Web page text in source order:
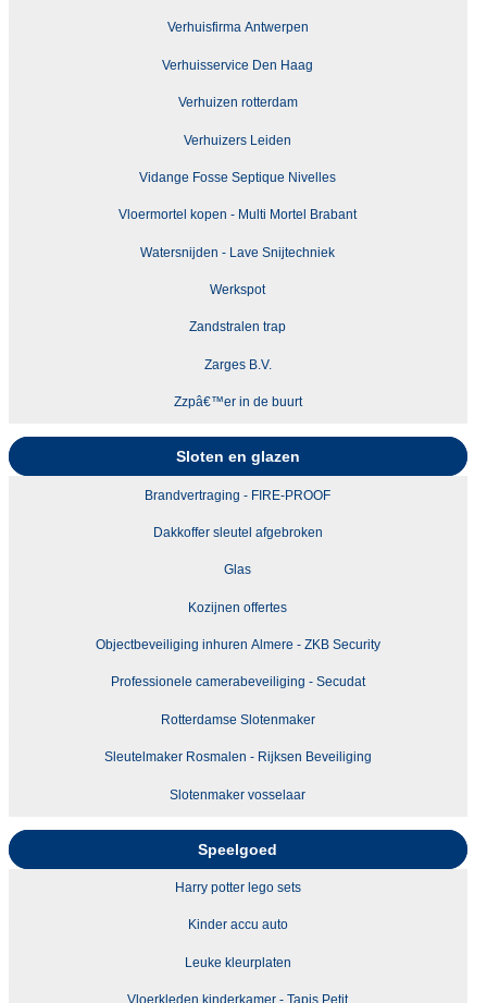
Verhuisfirma Antwerpen
Verhuisservice Den Haag
Verhuizen rotterdam
Verhuizers Leiden
Vidange Fosse Septique Nivelles
Vloermortel kopen - Multi Mortel Brabant
Watersnijden - Lave Snijtechniek
Werkspot
Zandstralen trap
Zarges B.V.
Zzpâ€™er in de buurt
Sloten en glazen
Brandvertraging - FIRE-PROOF
Dakkoffer sleutel afgebroken
Glas
Kozijnen offertes
Objectbeveiliging inhuren Almere - ZKB Security
Professionele camerabeveiliging - Secudat
Rotterdamse Slotenmaker
Sleutelmaker Rosmalen - Rijksen Beveiliging
Slotenmaker vosselaar
Speelgoed
Harry potter lego sets
Kinder accu auto
Leuke kleurplaten
Vloerkleden kinderkamer - Tapis Petit